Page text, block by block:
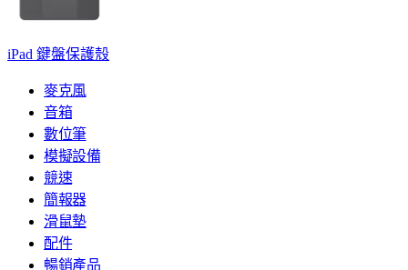
iPad 鍵盤保護殼
麥克風
音箱
數位筆
模擬設備
競速
簡報器
滑鼠墊
配件
暢銷產品